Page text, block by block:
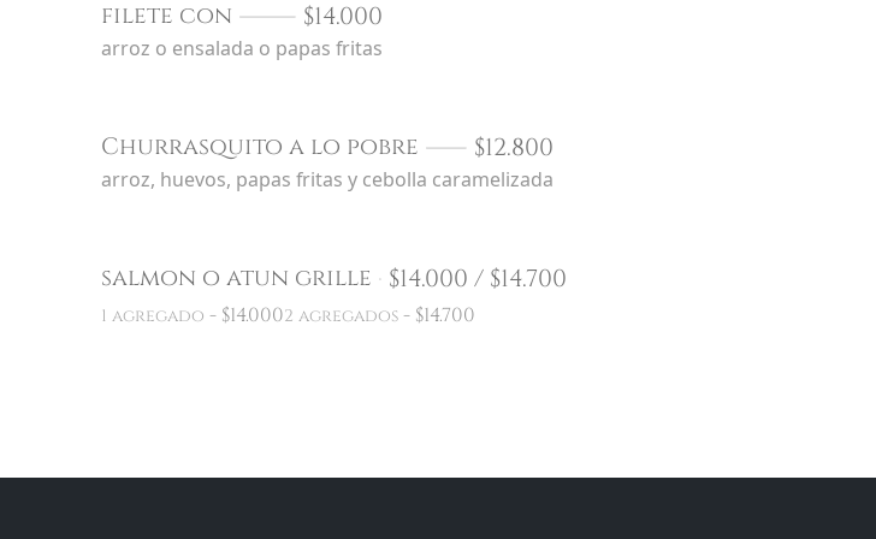
filete con $14.000
arroz o ensalada o papas fritas
Churrasquito a lo pobre $12.800
arroz, huevos, papas fritas y cebolla caramelizada
salmon o atun grille $14.000 / $14.700
1 agregado - $14.0002 agregados - $14.700